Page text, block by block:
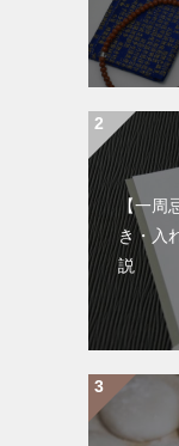
【一周
き・入
説